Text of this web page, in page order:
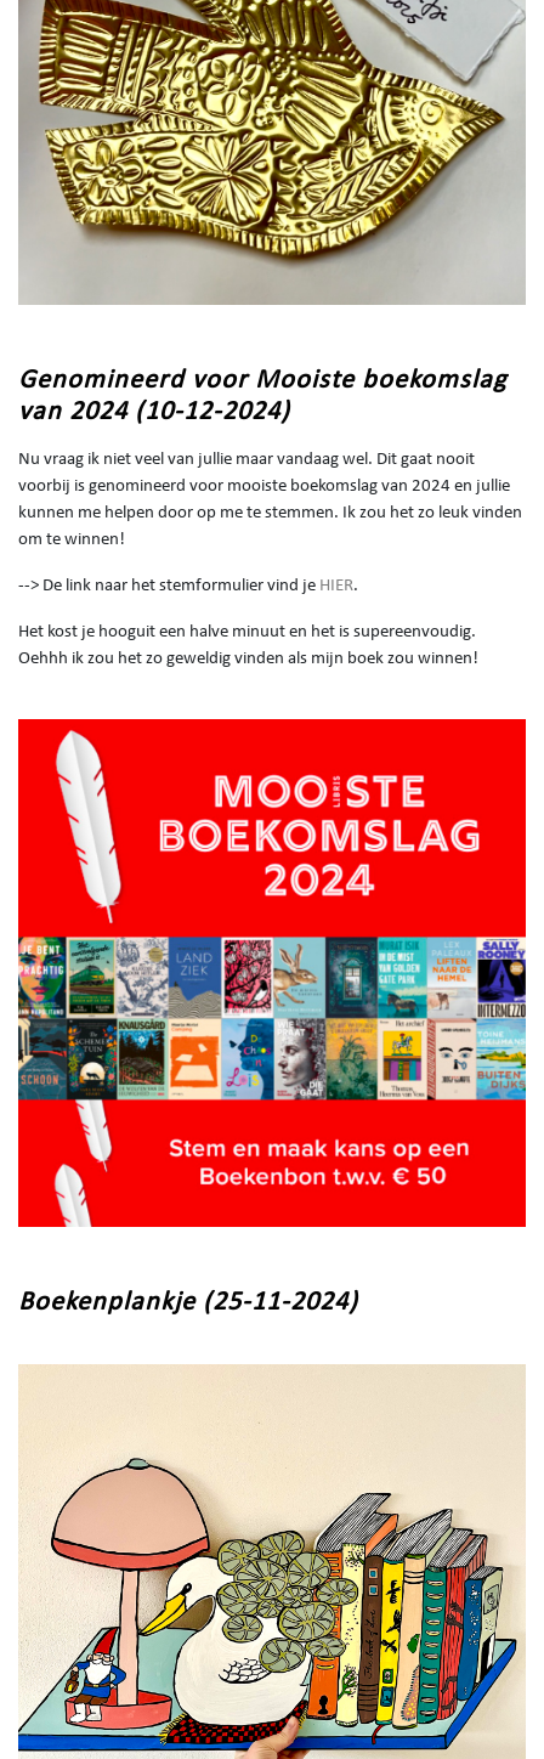
Genomineerd voor Mooiste boekomslag
van 2024 (10-12-2024)
Nu vraag ik niet veel van jullie maar vandaag wel. Dit gaat nooit
voorbij is genomineerd voor mooiste boekomslag van 2024 en jullie
kunnen me helpen door op me te stemmen. Ik zou het zo leuk vinden
om te winnen!
--> De link naar het stemformulier vind je HIER.
Het kost je hooguit een halve minuut en het is supereenvoudig.
Oehhh ik zou het zo geweldig vinden als mijn boek zou winnen!
Boekenplankje (25-11-2024)